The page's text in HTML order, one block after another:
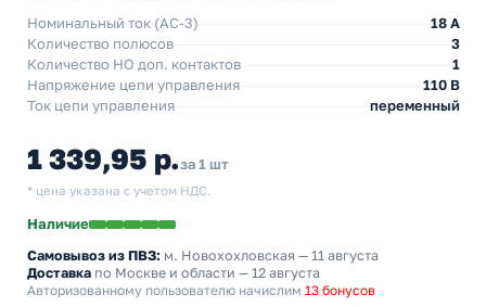
Номинальный ток (АС-3)
18 A
Количество полюсов
3
Количество НO доп. контактов
1
Напряжение цепи управления
110 В
Ток цепи управления
переменный
1 339,95 р.за 1 шт
* цена указана с учетом НДС.
Наличие
Самовывоз из ПВЗ: м. Новохохловская — 11 августа
Доставка по Москве и области — 12 августа
Авторизованному пользователю начислим 13 бонусов